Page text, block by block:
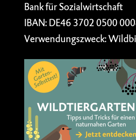
Bank für Sozialwirtschaft
IBAN: DE46 3702 0500
Verwendungszweck: